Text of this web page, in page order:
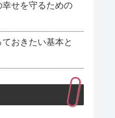
せを守るための
おきたい基本と